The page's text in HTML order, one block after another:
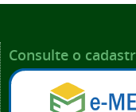
Consulte o